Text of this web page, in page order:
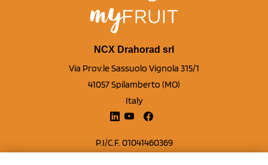
NCX Drahorad srl
Via Prov.le Sassuolo Vignola 315/1
41057 Spilamberto (MO)
Italy
P.I/C.F. 01041460369